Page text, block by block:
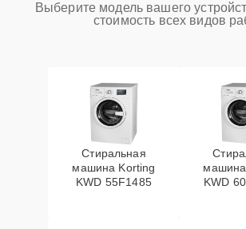
Выберите модель вашего
стоимость всех видов
Стиральная
машина Korting
KWD 55F1485
KWD